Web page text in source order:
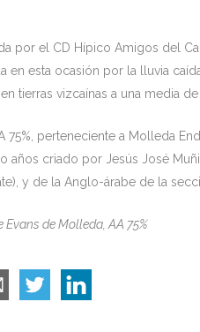
por el CD Hípico Amigos del
en esta ocasión por la lluvia
tierras vizcaínas a una media
75%, perteneciente a Molleda
años criado por Jesús José
y de la Anglo-árabe de la
Evans de Molleda, AA 75%